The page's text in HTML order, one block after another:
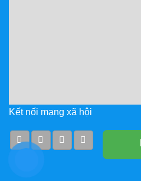
Kết nối mạng xã hội